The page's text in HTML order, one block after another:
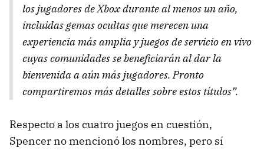
los jugadores de Xbox durante al menos un año,
incluidas gemas ocultas que merecen una
experiencia más amplia y juegos de servicio en vivo
cuyas comunidades se beneficiarán al dar la
bienvenida a aún más jugadores. Pronto
compartiremos más detalles sobre estos títulos”.
Respecto a los cuatro juegos en cuestión,
Spencer no mencionó los nombres, pero sí